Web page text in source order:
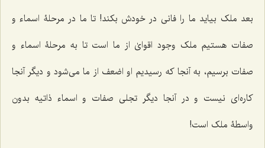
بعد ملک بیاید ما را فانی در خودش بکند! تا ما در مرحلۀ اسماء و
صفات هستیم ملک وجود اقوایٰ از ما است تا به مرحلۀ اسماء و
صفات برسیم، به آنجا که رسیدیم او اضعف از ما می‌شود و دیگر آنجا
کاره‌ای نیست و در آنجا دیگر تجلی صفات و اسماء ذاتیه بدون
واسطۀ ملک است!